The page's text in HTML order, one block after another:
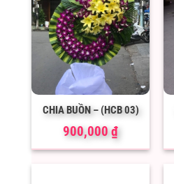
CHIA BUỒN – (HCB 03)
900,000₫